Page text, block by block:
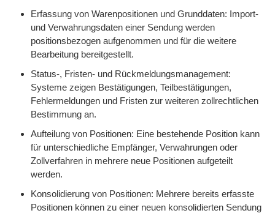
Erfassung von Warenpositionen und Grunddaten: Import-
und Verwahrungsdaten einer Sendung werden
positionsbezogen aufgenommen und für die weitere
Bearbeitung bereitgestellt.
Status-, Fristen- und Rückmeldungsmanagement:
Systeme zeigen Bestätigungen, Teilbestätigungen,
Fehlermeldungen und Fristen zur weiteren zollrechtlichen
Bestimmung an.
Aufteilung von Positionen: Eine bestehende Position kann
für unterschiedliche Empfänger, Verwahrungen oder
Zollverfahren in mehrere neue Positionen aufgeteilt
werden.
Konsolidierung von Positionen: Mehrere bereits erfasste
Positionen können zu einer neuen konsolidierten Sendung